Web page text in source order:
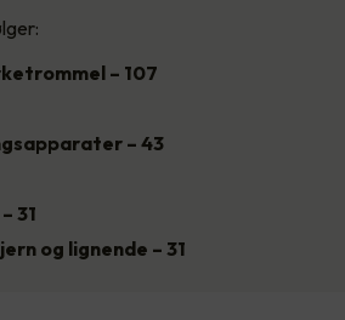
– 107
– 43
31
og lignende – 31